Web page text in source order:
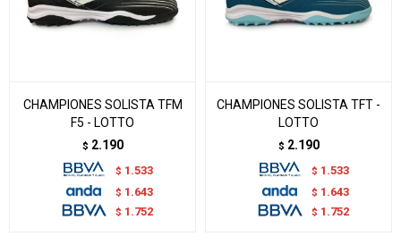
CHAMPIONES SOLISTA TFM
F5 - LOTTO
$ 2.190
$ 1.533
$ 1.643
$ 1.752
CHAMPIONES SOLISTA TFT -
LOTTO
$ 2.190
$ 1.533
$ 1.643
$ 1.752